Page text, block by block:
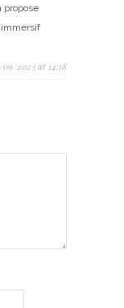
propose
09/2023 at 14:18